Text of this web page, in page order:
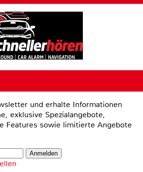
und erhalte Informationen
exklusive Spezialangebote,
Features sowie limitierte Angebote